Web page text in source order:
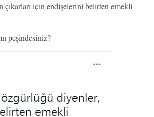
çıkarları için endişelerini belirten emekli
peşindesiniz?